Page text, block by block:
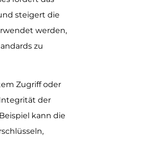
steigert die
werden,
zu
Zugriff oder
der
kann die